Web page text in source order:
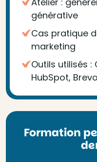
générative
Cas pratique
marketing
Outils utilisés :
HubSpot,
Formation